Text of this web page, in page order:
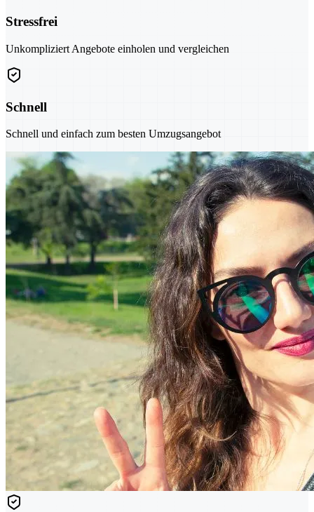
Stressfrei
Unkompliziert Angebote einholen und vergleichen
Schnell
Schnell und einfach zum besten Umzugsangebot